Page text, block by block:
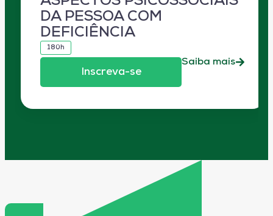
DA PESSOA COM
DEFICIÊNCIA
180h
Inscreva-se
Saiba mais